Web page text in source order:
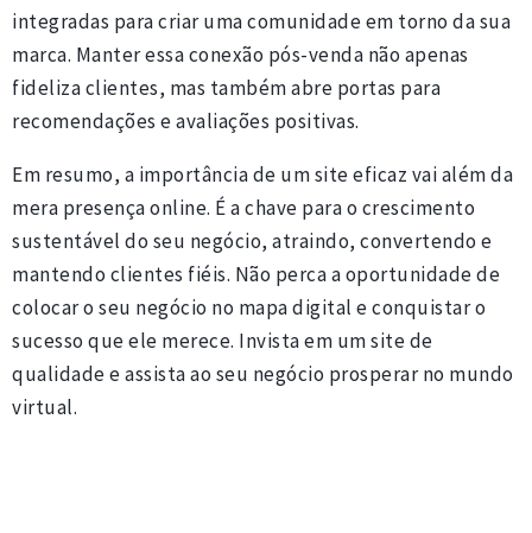
integradas para criar uma comunidade em torno da sua
marca. Manter essa conexão pós-venda não apenas
fideliza clientes, mas também abre portas para
recomendações e avaliações positivas.
Em resumo, a importância de um site eficaz vai além da
mera presença online. É a chave para o crescimento
sustentável do seu negócio, atraindo, convertendo e
mantendo clientes fiéis. Não perca a oportunidade de
colocar o seu negócio no mapa digital e conquistar o
sucesso que ele merece. Invista em um site de
qualidade e assista ao seu negócio prosperar no mundo
virtual.